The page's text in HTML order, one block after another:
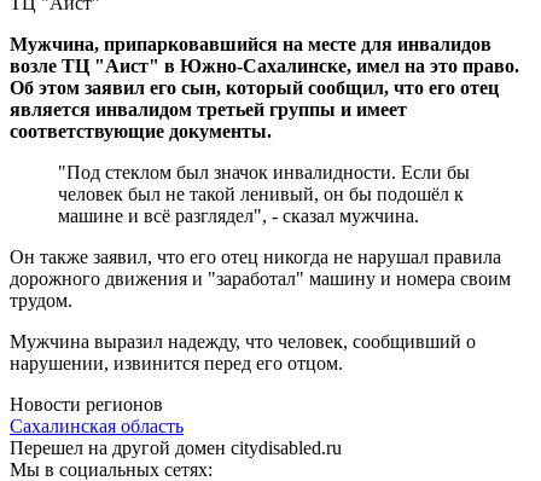
Мужчина, припарковавшийся на месте для инвалидов
возле ТЦ "Аист" в Южно-Сахалинске, имел на это право.
Об этом заявил его сын, который сообщил, что его отец
является инвалидом третьей группы и имеет
соответствующие документы.
"Под стеклом был значок инвалидности. Если бы
человек был не такой ленивый, он бы подошёл к
машине и всё разглядел", - сказал мужчина.
Он также заявил, что его отец никогда не нарушал правила
дорожного движения и "заработал" машину и номера своим
трудом.
Мужчина выразил надежду, что человек, сообщивший о
нарушении, извинится перед его отцом.
Новости регионов
Сахалинская область
Перешел на другой домен citydisabled.ru
Мы в социальных сетях: